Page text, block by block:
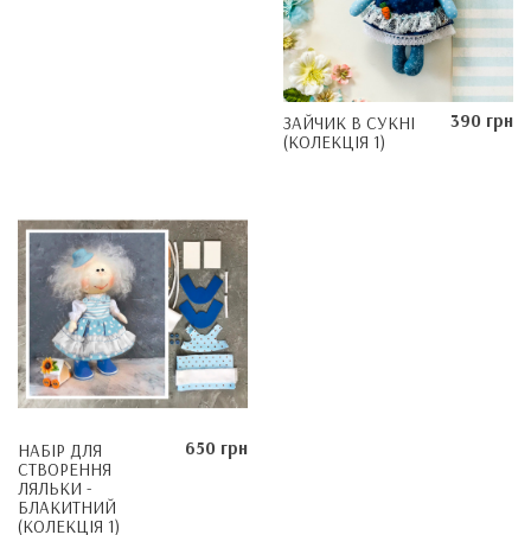
ЗАЙЧИК В СУКНІ
(КОЛЕКЦІЯ 1)
390 грн
НАБІР ДЛЯ
СТВОРЕННЯ
ЛЯЛЬКИ -
БЛАКИТНИЙ
(КОЛЕКЦІЯ 1)
650 грн